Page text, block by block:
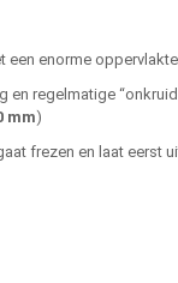
een enorme
regelmatige
mm)
frezen en laat eerst